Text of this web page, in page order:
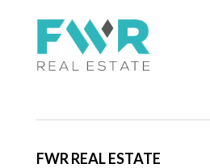
FWR REAL ESTATE